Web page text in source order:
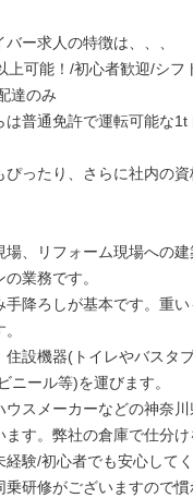
ー求人の特徴は、、、
上可能！/初心者歓迎/シ
達のみ
は普通免許で運転可能な
ぴったり、さらに社内の
場、リフォーム現場への
業務です。
手降ろしが基本です。重
住設機器(トイレやバスタ
ニール等)を運びます。
ウスメーカーなどの神奈
ます。弊社の倉庫で仕分
経験/初心者でも安心して
乗研修がございますので